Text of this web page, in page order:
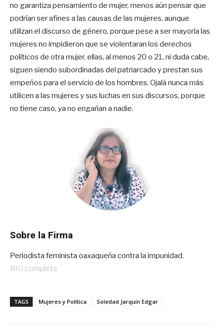
no garantiza pensamiento de mujer, menos aún pensar que
podrían ser afines a las causas de las mujeres, aunque
utilizan el discurso de género, porque pese a ser mayoría las
mujeres no impidieron que se violentaran los derechos
políticos de otra mujer, ellas, al menos 20 o 21, ni duda cabe,
siguen siendo subordinadas del patriarcado y prestan sus
empeños para el servicio de los hombres. Ojalá nunca más
utilicen a las mujeres y sus luchas en sus discursos, porque
no tiene caso, ya no engañan a nadie.
Sobre la Firma
Periodista feminista oaxaqueña contra la impunidad.
BIO completa
TAGS Mujeres y Política Soledad Jarquín Edgar